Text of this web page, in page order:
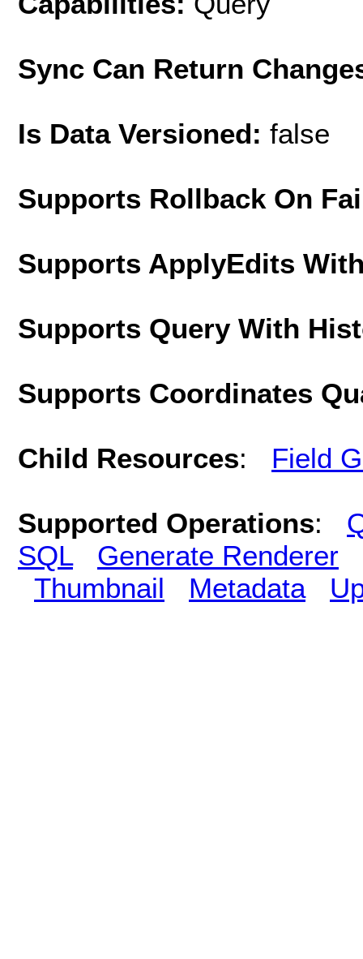
Sync Can Return
Is Data Versioned: false
Supports Rollback On
Supports ApplyEdits
Supports Query With
Supports Coordinates
Child Resources: Field
Supported Operations:
SQL
Generate Renderer
Thumbnail
Metadata